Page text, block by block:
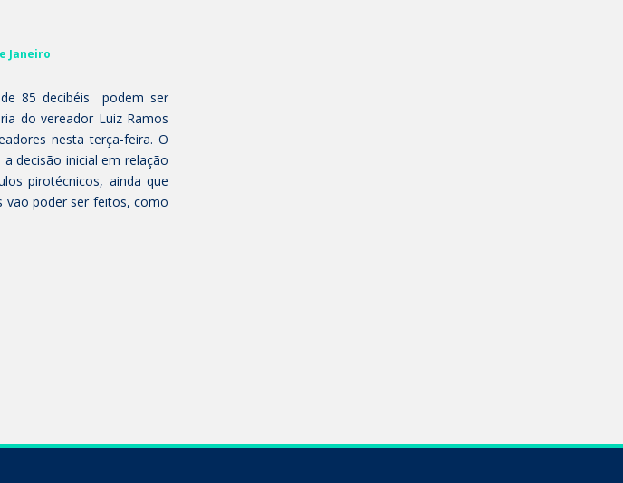
Janeiro
85 decibéis podem ser
do vereador Luiz Ramos
nesta terça-feira. O
decisão inicial em relação
pirotécnicos, ainda que
vão poder ser feitos, como